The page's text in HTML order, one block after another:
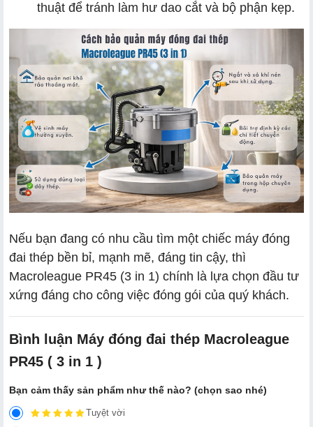
thuật để tránh làm hư dao cắt và bộ phận kẹp.
Nếu bạn đang có nhu cầu tìm một chiếc máy đóng
đai thép bền bỉ, mạnh mẽ, đáng tin cậy, thì
Macroleague PR45 (3 in 1) chính là lựa chọn đầu tư
xứng đáng cho công việc đóng gói của quý khách.
Bình luận Máy đóng đai thép Macroleague
PR45 ( 3 in 1 )
Bạn cảm thấy sản phẩm như thế nào? (chọn sao nhé)
Tuyệt vời